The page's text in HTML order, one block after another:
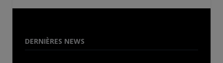
DERNIÈRES NEWS